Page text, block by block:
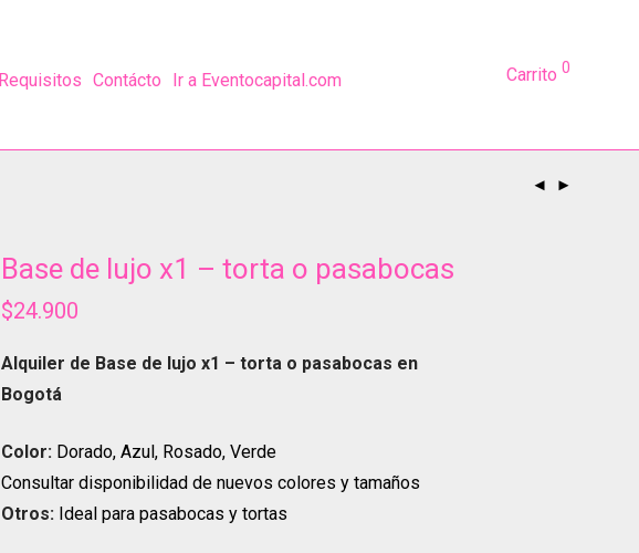
Requisitos Contácto Ir a Eventocapital.com Carrito 0
Base de lujo x1 – torta o pasabocas
$24.900
Alquiler de Base de lujo x1 – torta o pasabocas en
Bogotá
Color: Dorado, Azul, Rosado, Verde
Consultar disponibilidad de nuevos colores y tamaños
Otros: Ideal para pasabocas y tortas